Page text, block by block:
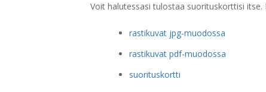
Voit halutessasi tulostaa suorituskorttisi
rastikuvat jpg-muodossa
rastikuvat pdf-muodossa
suorituskortti